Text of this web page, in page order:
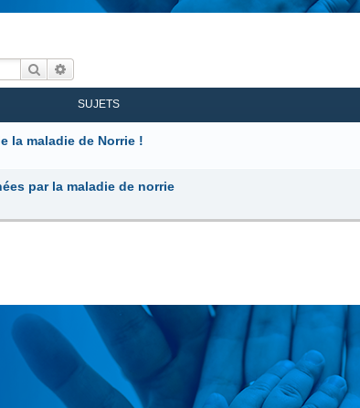
Rechercher
SUJETS
la maladie de Norrie !
par la maladie de norrie